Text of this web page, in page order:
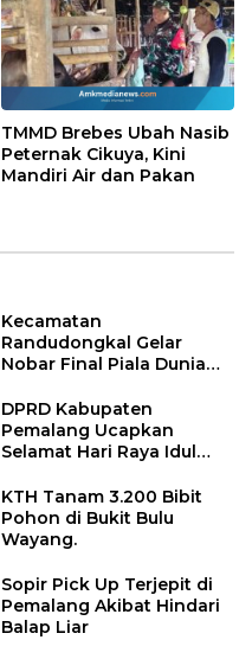
TMMD Brebes Ubah Nasib
Peternak Cikuya, Kini
Mandiri Air dan Pakan
Kecamatan
Randudongkal Gelar
Nobar Final Piala Dunia
Ramaikan Acara
DPRD Kabupaten
Pemalang Ucapkan
Selamat Hari Raya Idul
KTH Tanam 3.200 Bibit
Pohon di Bukit Bulu
Wayang.
Sopir Pick Up Terjepit di
Pemalang Akibat Hindari
Balap Liar